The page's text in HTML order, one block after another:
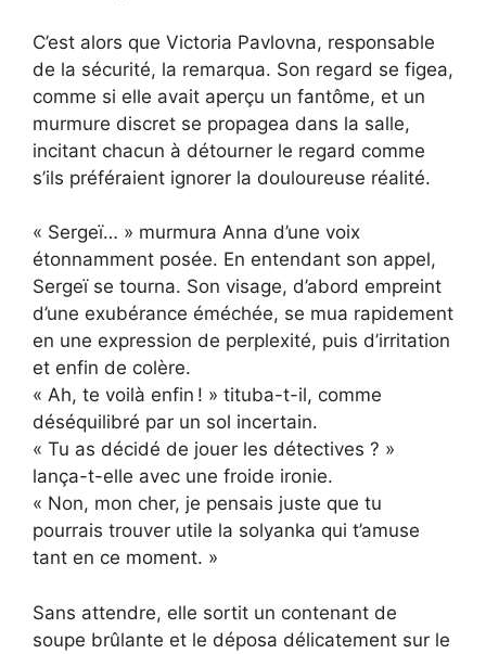
C’est alors que Victoria Pavlovna, responsable
de la sécurité, la remarqua. Son regard se figea,
comme si elle avait aperçu un fantôme, et un
murmure discret se propagea dans la salle,
incitant chacun à détourner le regard comme
s’ils préféraient ignorer la douloureuse réalité.
« Sergeï… » murmura Anna d’une voix
étonnamment posée. En entendant son appel,
Sergeï se tourna. Son visage, d’abord empreint
d’une exubérance éméchée, se mua rapidement
en une expression de perplexité, puis d’irritation
et enfin de colère.
« Ah, te voilà enfin ! » tituba-t-il, comme
déséquilibré par un sol incertain.
« Tu as décidé de jouer les détectives ? »
lança-t-elle avec une froide ironie.
« Non, mon cher, je pensais juste que tu
pourrais trouver utile la solyanka qui t’amuse
tant en ce moment. »
Sans attendre, elle sortit un contenant de
soupe brûlante et le déposa délicatement sur le